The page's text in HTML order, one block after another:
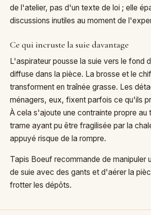
de l'atelier, pas d'un texte de loi ; elle
discussions inutiles au moment de
Ce qui incruste la suie davantage
L'aspirateur pousse la suie vers le fond
diffuse dans la pièce. La brosse et le
transforment en traînée grasse. Les
ménagers, eux, fixent parfois ce qu'ils
À cela s'ajoute une contrainte propre au
trame ayant pu être fragilisée par la
appuyé risque de la rompre.
Tapis Boeuf recommande de manipuler
de suie avec des gants et d'aérer la
frotter les dépôts.